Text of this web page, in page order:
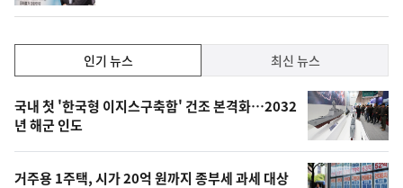
기,
최
신,
오
인기 뉴스 최신 뉴스
기
뉴
스
국내 첫 '한국형 이지스구축함' 건조 본격화…2032
년 해군 인도
거주용 1주택, 시가 20억 원까지 종부세 과세 대상